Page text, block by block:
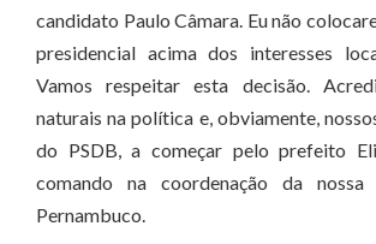
candidato Paulo Câmara. Eu não
presidencial acima dos interesses
Vamos respeitar esta decisão.
naturais na política e, obviamente,
do PSDB, a começar pelo prefeito
comando na coordenação da nossa
Pernambuco.